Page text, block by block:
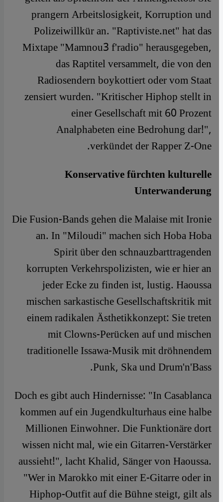
prangern Arbeitslosigkeit, Korruption und
Polizeiwillkür an. "Raptiviste.net" hat das
Mixtape "Mamnou3 f'radio" herausgegeben,
das Raptitel versammelt, die von den
Radiosendern boykottiert oder vom Staat
zensiert wurden. "Kritischer Hiphop stellt in
einer Gesellschaft mit 60 Prozent
Analphabeten eine Bedrohung dar!",
verkündet der Rapper Z-One.
Konservative fürchten kulturelle
Unterwanderung
Die Fusion-Bands gehen die Malaise mit Ironie
an. In "Miloudi" machen sich Hoba Hoba
Spirit über den schnauzbarttragenden
korrupten Verkehrspolizisten, wie er hier an
jeder Ecke zu finden ist, lustig. Haoussa
mischen sarkastische Gesellschaftskritik mit
einem radikalen Ästhetikkonzept: Sie treten
mit Clowns-Perücken auf und mischen
traditionelle Issawa-Musik mit dröhnendem
Punk, Ska und Drum'n'Bass.
Doch es gibt auch Hindernisse: "In Casablanca
kommen auf ein Jugendkulturhaus eine halbe
Millionen Einwohner. Die Funktionäre dort
wissen nicht mal, wie ein Gitarren-Verstärker
aussieht!", lacht Khalid, Sänger von Haoussa.
"Wer in Marokko mit einer E-Gitarre oder in
Hiphop-Outfit auf die Bühne steigt, gilt als